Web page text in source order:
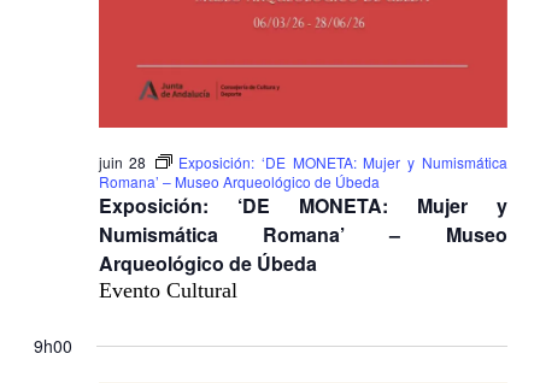
Exposición: ‘DE MONETA: Mujer y
Numismática Romana’ – Museo
Arqueológico de Úbeda
juin 28
Exposición: ‘DE MONETA: Mujer y Numismática
Romana’ – Museo Arqueológico de Úbeda
Evento Cultural
9h00